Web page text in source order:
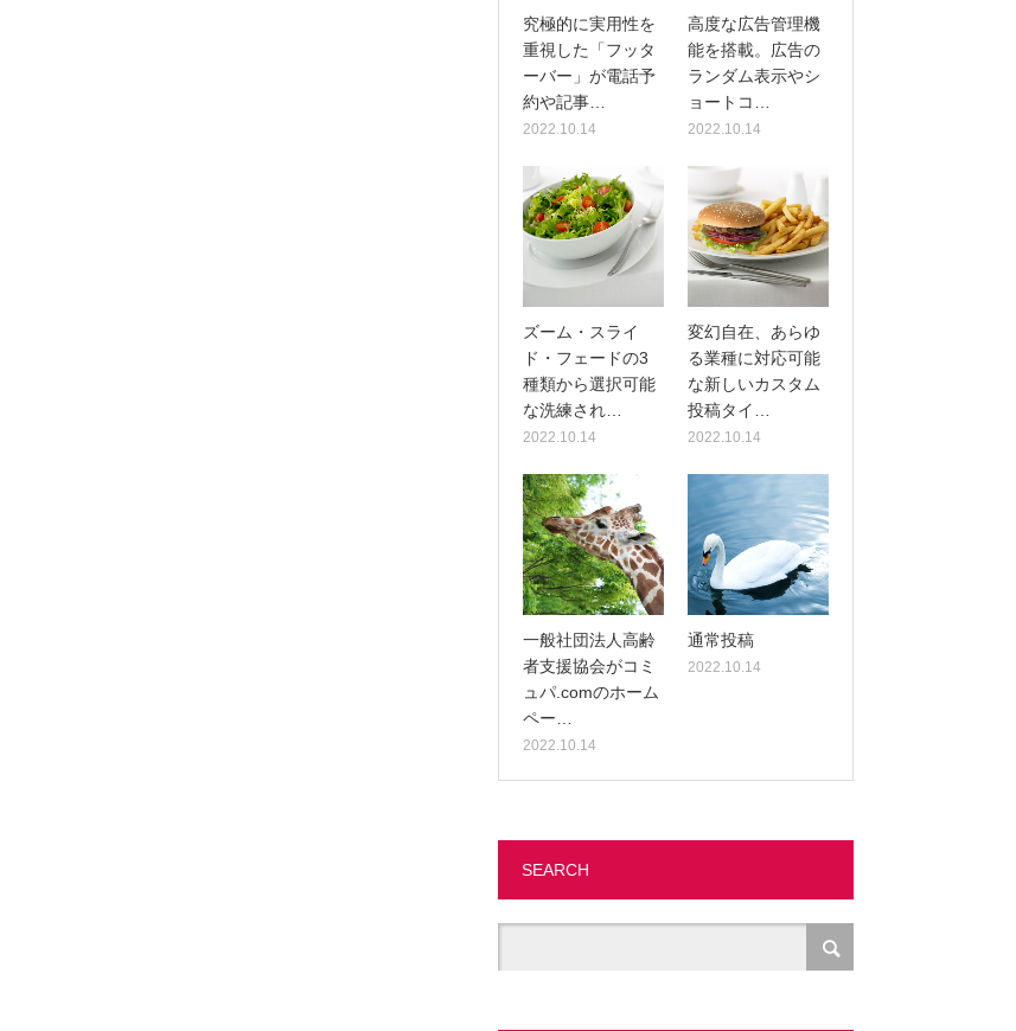
究極的に実用性を
重視した「フッタ
ーバー」が電話予
約や記事…
2022.10.14
高度な広告管理機
能を搭載。広告の
ランダム表示やシ
ョートコ…
2022.10.14
ズーム・スライ
ド・フェードの3
種類から選択可能
な洗練され…
2022.10.14
変幻自在、あらゆ
る業種に対応可能
な新しいカスタム
投稿タイ…
2022.10.14
一般社団法人高齢
者支援協会がコミ
ュパ.comのホーム
ペー…
2022.10.14
通常投稿
2022.10.14
SEARCH